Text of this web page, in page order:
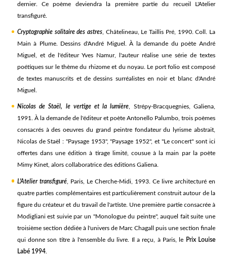
dernier. Ce poème deviendra la première partie du recueil L'Atelier
transfiguré.
Cryptographie solitaire des astres, Châtelineau, Le Taillis Pré, 1990. Coll. La
Main à Plume. Dessins d'André Miguel. À la demande du poète André
Miguel, et de l'éditeur Yves Namur, l'auteur réalise une série de textes
poétiques sur le thème du rhizome et du noyau. Le port folio est composé
de textes manuscrits et de dessins surréalistes en noir et blanc d'André
Miguel.
Nicolas de Staël, le vertige et la lumière , Strépy-Bracquegnies, Galiena,
1991. À la demande de l'éditeur et poète Antonello Palumbo, trois poèmes
consacrés à des oeuvres du grand peintre fondateur du lyrisme abstrait,
Nicolas de Staël : "Paysage 1953", "Paysage 1952", et "Le concert" sont ici
offertes dans une édition à tirage limité, cousue à la main par la poète
Mimy Kinet, alors collaboratrice des éditions Galiena.
L'Atelier transfiguré, Paris, Le Cherche-Midi, 1993. Ce livre architecturé en
quatre parties complémentaires est particulièrement construit autour de la
figure du créateur et du travail de l'artiste. Une première partie consacrée à
Modigliani est suivie par un "Monologue du peintre", auquel fait suite une
troisième section dédiée à l'univers de Marc Chagall puis une section finale
qui donne son titre à l'ensemble du livre. Il a reçu, à Paris, le Prix Louise
Labé 1994.